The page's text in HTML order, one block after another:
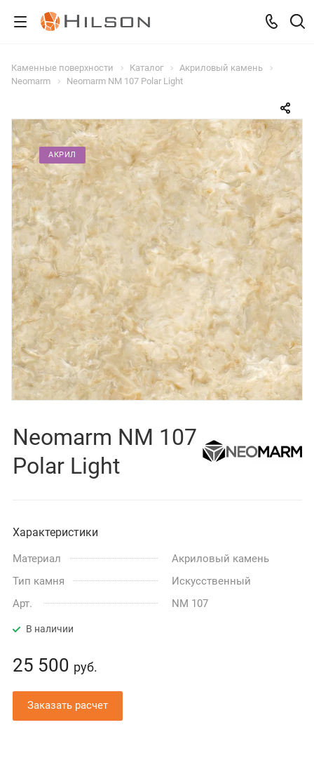
Каменные поверхности Каталог
Акриловый камень
Neomarm
Neomarm NM 107 Polar Light
АКРИЛ
Neomarm NM 107
Polar Light
Характеристики
Материал
Акриловый камень
Тип камня
Искусственный
Арт.
NM 107
В наличии
25 500 руб.
Заказать расчет